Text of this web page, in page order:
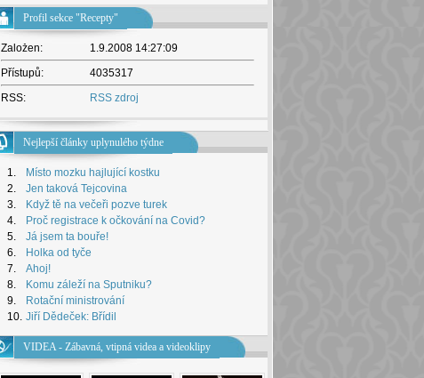
Profil sekce "Recepty"
Založen:
1.9.2008 14:27:09
Přístupů:
4035317
RSS:
RSS zdroj
Nejlepší články uplynulého týdne
1.
Místo mozku hajlující kostku
2.
Jen taková Tejcovina
3.
Když tě na večeři pozve turek
4.
Proč registrace k očkování na Covid?
5.
Já jsem ta bouře!
6.
Holka od tyče
7.
Ahoj!
8.
Komu záleží na Sputniku?
9.
Rotační ministrování
10. Jiří Dědeček: Břídil
VIDEA - Zábavná, vtipná videa a videoklipy